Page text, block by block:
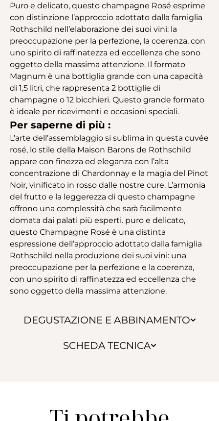
DEGUSTAZIONE E ABBINAMENTO
SCHEDA TECNICA
Puro e delicato, questo champagne Rosé esprime
con distinzione l’approccio adottato dalla famiglia
Rothschild nell’elaborazione dei suoi vini: la
preoccupazione per la perfezione, la coerenza, con
uno spirito di raffinatezza ed eccellenza che sono
oggetto della massima attenzione. Il formato
Magnum è una bottiglia grande con una capacità
di 1,5 litri, che rappresenta 2 bottiglie di
champagne o 12 bicchieri. Questo grande formato
è ideale per ricevimenti e occasioni speciali.
Per saperne di più :
L’arte dell’assemblaggio si sublima in questa cuvée
rosé, lo stile della Maison Barons de Rothschild
appare con finezza ed eleganza con l’alta
concentrazione di Chardonnay e la magia del Pinot
Noir, vinificato in rosso dalle nostre cure. L’armonia
del frutto e la leggerezza di questo champagne
offrono una complessità che sarà facilmente
domata dai palati più esperti. puro e delicato,
questo Champagne Rosé è una distinta
espressione dell’approccio adottato dalla famiglia
Rothschild nella produzione dei suoi vini: una
preoccupazione per la perfezione e la coerenza,
con uno spirito di raffinatezza ed eccellenza che
sono oggetto della massima attenzione.